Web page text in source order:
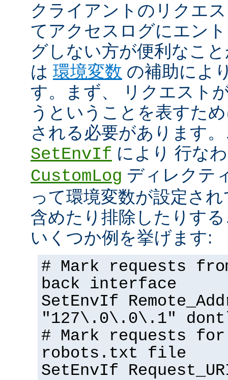
クライアントのリクエ
てアクセスログにエン
グしない方が便利なこ
は 環境変数 の補助によ
す。まず、 リクエスト
うということを表すた
される必要があります
SetEnvIf により 行な
CustomLog ディレクテ
って環境変数が設定さ
含めたり排除したりす
いくつか例を挙げます:
# Mark requests
back interface
SetEnvIf
"127\.0\.0\.1"
# Mark requests
robots.txt file
SetEnvIf